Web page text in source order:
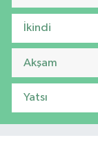
İkindi
Akşam
Yatsı